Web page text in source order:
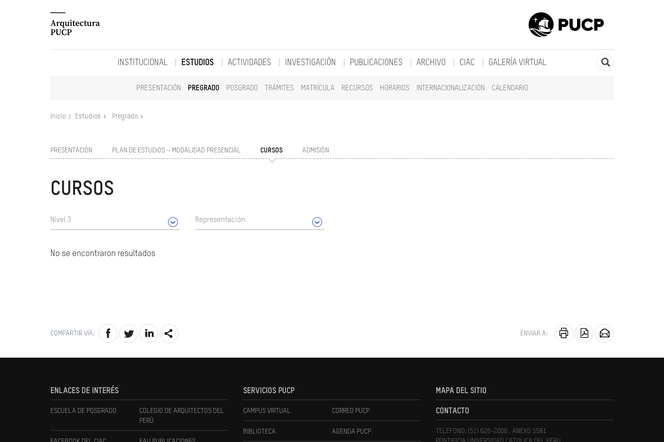
INSTITUCIONAL ESTUDIOS
PRESENTACIÓN PREGRADO POSGRADO TRÁMITES MATRÍCULA RECURSOS HORARIOS INTERNACIONALIZACIÓN CALENDARIO
ACTIVIDADES INVESTIGACIÓN PUBLICACIONES ARCHIVO CIAC GALERÍA VIRTUAL
Inicio Estudios Pregrado
PRESENTACIÓN PLAN DE ESTUDIOS – MODALIDAD PRESENCIAL CURSOS ADMISIÓN
CURSOS
Nivel 3 Representación
No se encontraron resultados
COMPARTIR VÍA: ENVIAR A:
ENLACES DE INTERÉS
ESCUELA DE POSGRADO
COLEGIO DE ARQUITECTOS DEL
PERÚ
SERVICIOS PUCP
CAMPUS VIRTUAL CORREO PUCP
BIBLIOTECA AGENDA PUCP
MAPA DEL SITIO
CONTACTO
TELÉFONO: (51) 626-2000 , ANEXO 5581